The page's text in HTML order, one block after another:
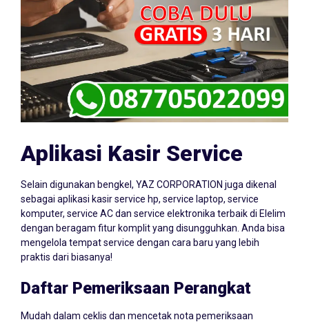
Aplikasi Kasir Service
Selain digunakan bengkel, YAZ CORPORATION juga dikenal
sebagai aplikasi kasir service hp, service laptop, service
komputer, service AC dan service elektronika terbaik di Elelim
dengan beragam fitur komplit yang disungguhkan. Anda bisa
mengelola tempat service dengan cara baru yang lebih
praktis dari biasanya!
Daftar Pemeriksaan Perangkat
Mudah dalam ceklis dan mencetak nota pemeriksaan